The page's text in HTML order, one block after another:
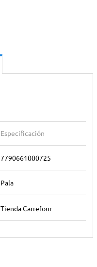
Especificación
7790661000725
Pala
Tienda Carrefour